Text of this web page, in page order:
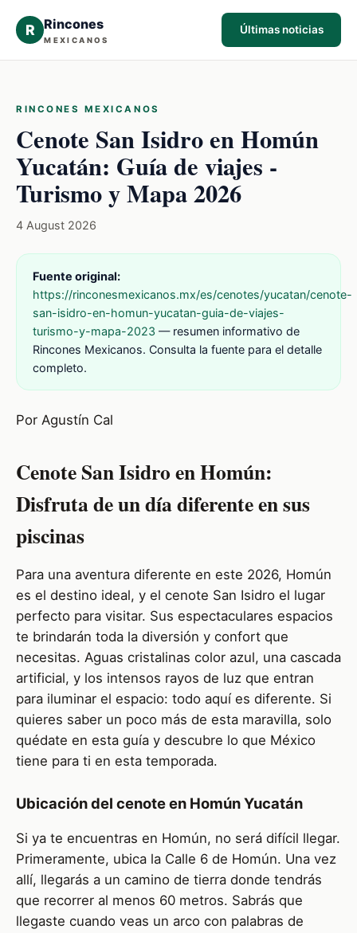
R Rincones
MEXICANOS
Últimas noticias
RINCONES MEXICANOS
Cenote San Isidro en Homún
Yucatán: Guía de viajes -
Turismo y Mapa 2026
4 August 2026
Fuente original:
https://rinconesmexicanos.mx/es/cenotes/yucatan/cenote-
san-isidro-en-homun-yucatan-guia-de-viajes-
turismo-y-mapa-2023 — resumen informativo de
Rincones Mexicanos. Consulta la fuente para el detalle
completo.
Por Agustín Cal
Cenote San Isidro en Homún:
Disfruta de un día diferente en sus
piscinas
Para una aventura diferente en este 2026, Homún
es el destino ideal, y el cenote San Isidro el lugar
perfecto para visitar. Sus espectaculares espacios
te brindarán toda la diversión y confort que
necesitas. Aguas cristalinas color azul, una cascada
artificial, y los intensos rayos de luz que entran
para iluminar el espacio: todo aquí es diferente. Si
quieres saber un poco más de esta maravilla, solo
quédate en esta guía y descubre lo que México
tiene para ti en esta temporada.
Ubicación del cenote en Homún Yucatán
Si ya te encuentras en Homún, no será difícil llegar.
Primeramente, ubica la Calle 6 de Homún. Una vez
allí, llegarás a un camino de tierra donde tendrás
que recorrer al menos 60 metros. Sabrás que
llegaste cuando veas un arco con palabras de